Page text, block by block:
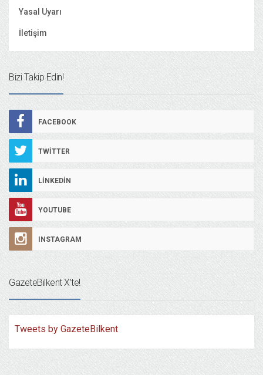
Yasal Uyarı
İletişim
Bizi Takip Edin!
FACEBOOK
TWITTER
LINKEDIN
YOUTUBE
INSTAGRAM
GazeteBilkent X’te!
Tweets by GazeteBilkent